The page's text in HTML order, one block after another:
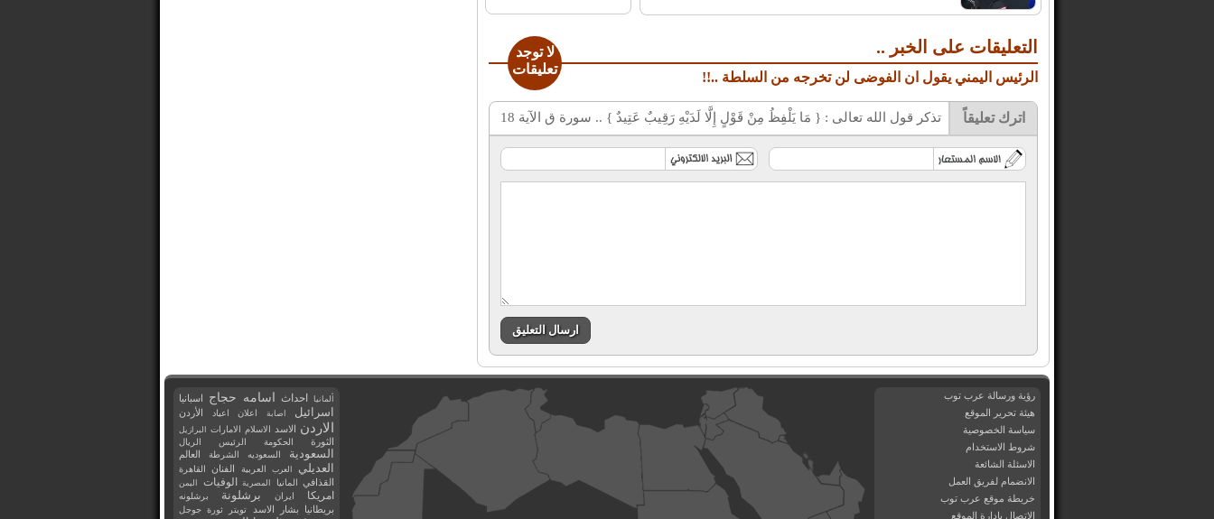
التعليقات على الخبر ..
الرئيس اليمني يقول ان الفوضى لن تخرجه من السلطة ..!!
لا توجد
تعليقات
تذكر قول الله تعالى : { مَا يَلْفِظُ مِنْ قَوْلٍ إِلَّا لَدَيْهِ رَقِيبٌ عَتِيدٌ } .. سورة ق الآية 18 اترك تعليقاً
رؤية ورسالة عرب توب
هيئة تحرير الموقع
سياسة الخصوصية
شروط الاستخدام
الاسئلة الشائعة
الانضمام لفريق العمل
خريطة موقع عرب توب
الاتصال بادارة الموقع
ألمانيا احداث اسامه حجاج اسبانيا
اسرائيل اصابة اعلان اعياد الأردن
الاردن الاسد الاسلام الامارات البرازيل
الثورة الحكومة الرئيس الريال
السعودية السعوديه الشرطة العالم
العديلي العرب العربية الفنان القاهرة
القذافي المانيا المصرية الوفيات اليمن
امريكا ايران برشلونة برشلونه
بريطانيا بشار الاسد تويتر ثورة جوجل